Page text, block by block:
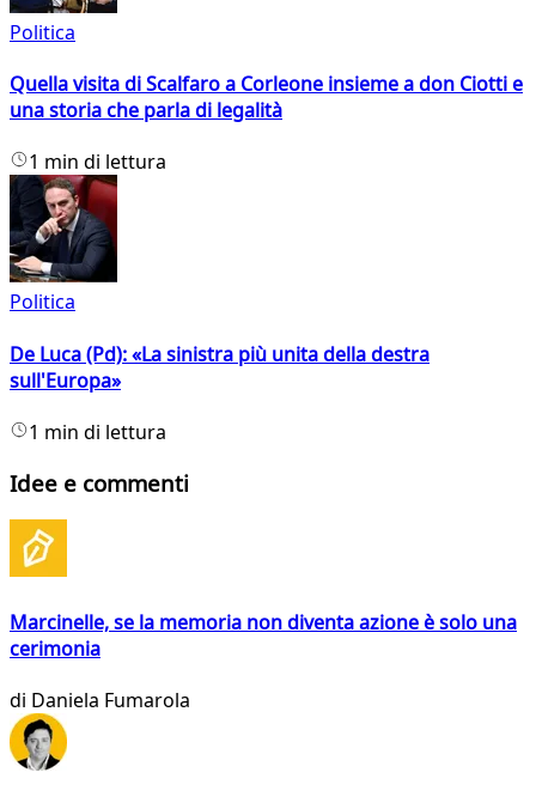
Politica
Quella visita di Scalfaro a Corleone insieme a don Ciotti e
una storia che parla di legalità
1 min di lettura
Politica
De Luca (Pd): «La sinistra più unita della destra
sull'Europa»
1 min di lettura
Idee e commenti
Marcinelle, se la memoria non diventa azione è solo una
cerimonia
di Daniela Fumarola